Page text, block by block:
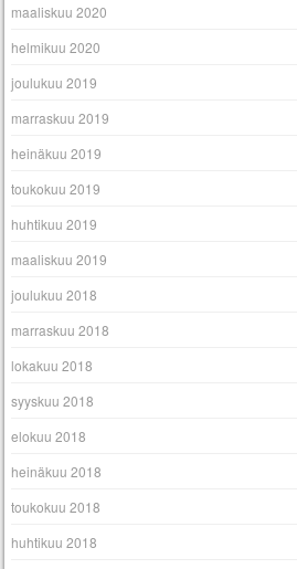
maaliskuu 2020
helmikuu 2020
joulukuu 2019
marraskuu 2019
heinäkuu 2019
toukokuu 2019
huhtikuu 2019
maaliskuu 2019
joulukuu 2018
marraskuu 2018
lokakuu 2018
syyskuu 2018
elokuu 2018
heinäkuu 2018
toukokuu 2018
huhtikuu 2018